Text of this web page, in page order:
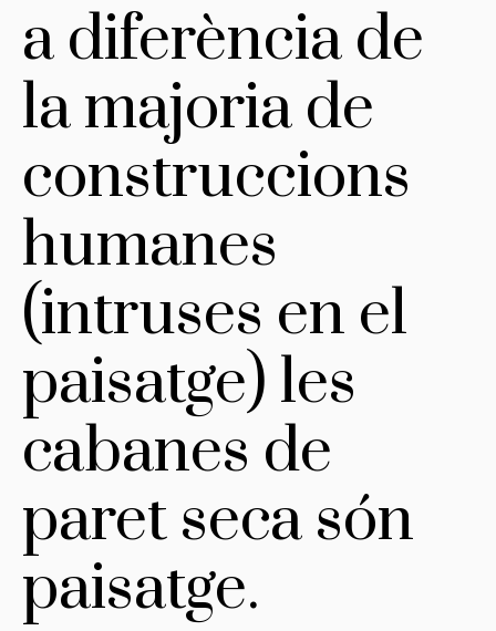
a diferència de
la majoria de
construccions
humanes
(intruses en el
paisatge) les
cabanes de
paret seca són
paisatge.